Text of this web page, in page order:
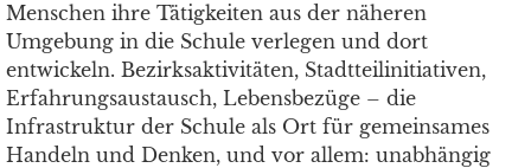
Menschen ihre Tätigkeiten aus der näheren
Umgebung in die Schule verlegen und dort
entwickeln. Bezirksaktivitäten, Stadtteilinitiativen,
Erfahrungsaustausch, Lebensbezüge – die
Infrastruktur der Schule als Ort für gemeinsames
Handeln und Denken, und vor allem: unabhängig